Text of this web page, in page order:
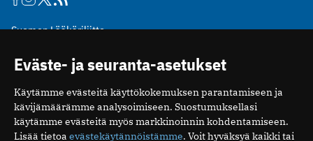
Suomen Lääkäriliitto
00510 Helsinki
puh. (09) 393 091
toimitus@potilaanlaakarilehti.fi
ISSN 2323-9476
Eväste- ja seuranta-asetukset
Käytämme evästeitä käyttökokemuksen parantamiseen ja
kävijämäärämme analysoimiseen. Suostumuksellasi
käytämme evästeitä myös markkinoinnin kohdentamiseen.
Lisää tietoa evästekäytännöistämme. Voit hyväksyä kaikki tai